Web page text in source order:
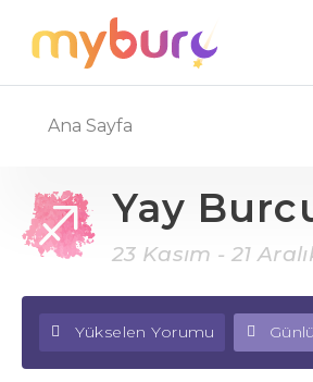
Ana Sayfa
Yay
23 Kasım - 21
Yükselen Yorumu